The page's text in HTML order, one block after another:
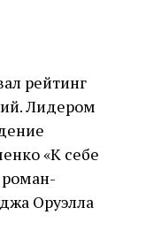
рейтинг
Лидером
«К себе
Оруэлла